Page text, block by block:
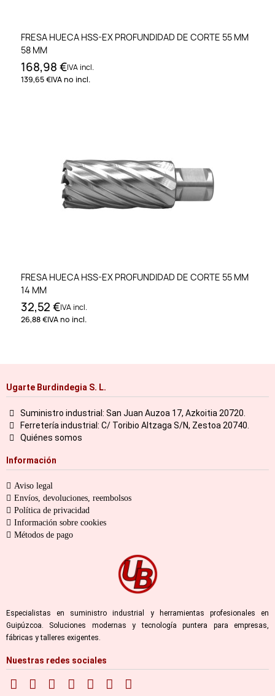
FRESA HUECA HSS-EX PROFUNDIDAD DE CORTE 55 MM
58 MM
168,98 €IVA incl.
139,65 €IVA no incl.
FRESA HUECA HSS-EX PROFUNDIDAD DE CORTE 55 MM
14 MM
32,52 €IVA incl.
26,88 €IVA no incl.
Ugarte Burdindegia S. L.
Suministro industrial: San Juan Auzoa 17, Azkoitia 20720.
Ferretería industrial: C/ Toribio Altzaga S/N, Zestoa 20740.
Quiénes somos
Información
Aviso legal
Envíos, devoluciones, reembolsos
Política de privacidad
Información sobre cookies
Métodos de pago
Especialistas en suministro industrial y herramientas profesionales en
Guipúzcoa. Soluciones modernas y tecnología puntera para empresas,
fábricas y talleres exigentes.
Nuestras redes sociales